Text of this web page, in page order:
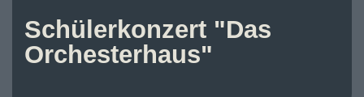
Schülerkonzert "Das
Orchesterhaus"